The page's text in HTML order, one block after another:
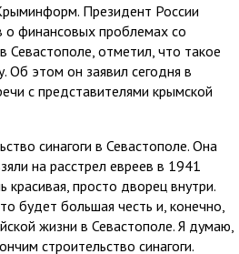
Президент России
финансовых проблемах со
Севастополе, отметил, что такое
этом он заявил сегодня в
с представителями крымской
синагоги в Севастополе. Она
на расстрел евреев в 1941
красивая, просто дворец внутри.
будет большая честь и, конечно,
жизни в Севастополе. Я думаю,
строительство синагоги.